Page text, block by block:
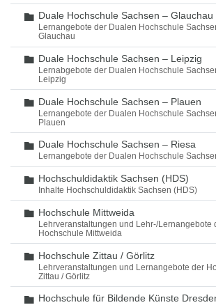
Ordner
Duale Hochschule Sachsen – Glauchau
Lernangebote der Dualen Hochschule
Glauchau
Ordner
Duale Hochschule Sachsen – Leipzig
Lernabgebote der Dualen Hochschule
Leipzig
Ordner
Duale Hochschule Sachsen – Plauen
Lernangebote der Dualen Hochschule
Plauen
Ordner
Duale Hochschule Sachsen – Riesa
Lernangebote der Dualen Hochschule
Ordner
Hochschuldidaktik Sachsen (HDS)
Inhalte Hochschuldidaktik Sachsen (HDS)
Ordner
Hochschule Mittweida
Lehrveranstaltungen und Lehr-/Lernangebote
Hochschule Mittweida
Ordner
Hochschule Zittau / Görlitz
Lehrveranstaltungen und Lernangebote der
Zittau / Görlitz
Ordner
Hochschule für Bildende Künste